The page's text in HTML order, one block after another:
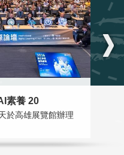
素養 20
於高雄展覽館辦理